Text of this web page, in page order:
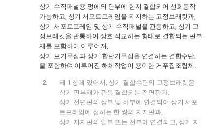
상기 수직패널용 멍에의 단부에 힌지 결합되어 선회동작
가능하고, 상기 서포트프레임을 지지하는 고정브래킷과,
상기 서포트프레임 및 상기 수직패널을 관통하고, 상기 고
정브래킷을 관통하여 상호 직교하는 형태로 결합되는 핀부
재를 포함하여 이루어져,
상기 보거푸집과 상기 합판거푸집을 연결하는 결합수단;
을 포함하여 이루어진 해체작업이 용이한 거푸집조립체.
제 1 항에 있어서, 상기 결합수단의 고정브래킷은
상기 핀부재가 관통 결합되는 전면판과,
상기 전면판의 상부 및 하부에 연결되어 상기 서포
트프레임에 접하는 한 쌍의 지지판과,
상기 지지판의 일부 또는 전부에 연결되고, 상기 지